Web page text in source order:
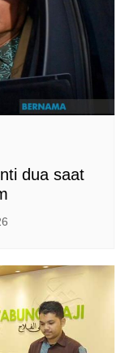
dua saat